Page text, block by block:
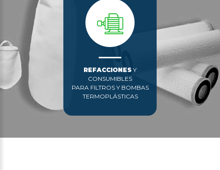
REFACCIONES Y
CONSUMIBLES
PARA FILTROS Y BOMBAS
TERMOPLÁSTICAS